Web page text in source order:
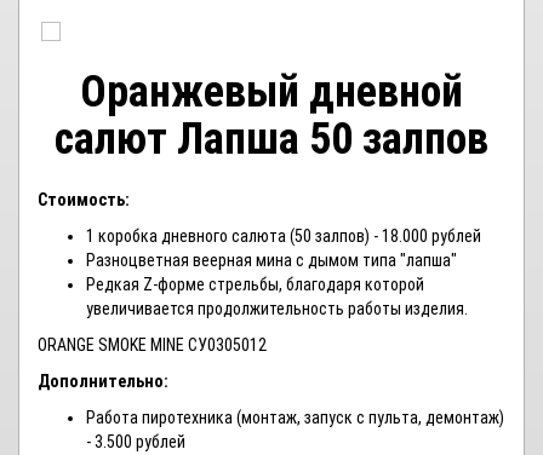
Оранжевый дневной
салют Лапша 50 залпов
Стоимость:
1 коробка дневного салюта (50 залпов) - 18.000 рублей
Разноцветная веерная мина с дымом типа "лапша"
Редкая Z-форме стрельбы, благодаря которой
увеличивается продолжительность работы изделия.
ORANGE SMOKE MINE СУ0305012
Дополнительно:
Работа пиротехника (монтаж, запуск с пульта, демонтаж)
- 3.500 рублей